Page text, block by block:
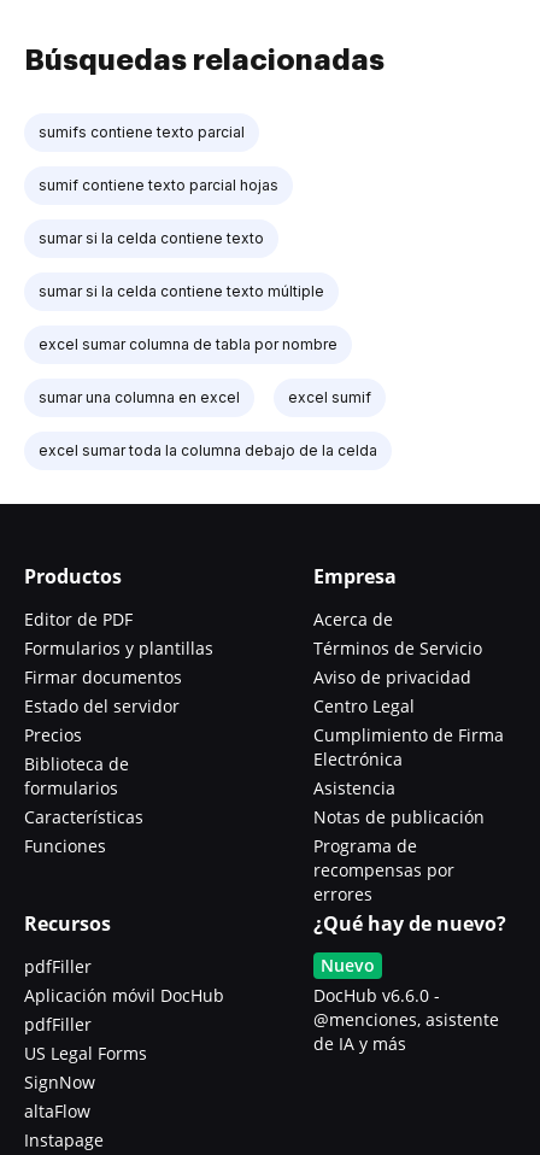
Búsquedas relacionadas
sumifs contiene texto parcial
sumif contiene texto parcial hojas
sumar si la celda contiene texto
sumar si la celda contiene texto múltiple
excel sumar columna de tabla por nombre
sumar una columna en excel excel sumif
excel sumar toda la columna debajo de la celda
Productos
Editor de PDF
Formularios y plantillas
Firmar documentos
Estado del servidor
Precios
Biblioteca de
formularios
Características
Funciones
Empresa
Acerca de
Términos de Servicio
Aviso de privacidad
Centro Legal
Cumplimiento de Firma
Electrónica
Asistencia
Notas de publicación
Programa de
recompensas por
errores
Recursos
pdfFiller
Aplicación móvil DocHub
pdfFiller
US Legal Forms
SignNow
altaFlow
Instapage
¿Qué hay de nuevo?
Nuevo
DocHub v6.6.0 -
@menciones, asistente
de IA y más